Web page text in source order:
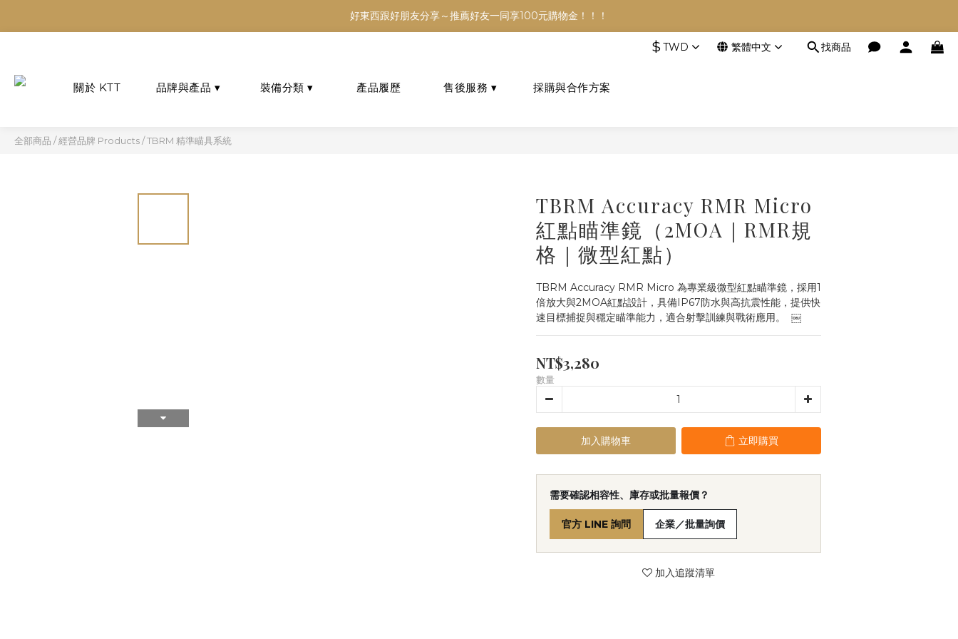
多平台銷售，商品資訊及數量恐不即時，購買前可與小編確認現貨數量，以避免空等。
好東西跟好朋友分享～推薦好友一同享100元購物金！！！
多平台銷售，商品資訊及數量恐不即時，購買前可與小編確認現貨數量，以避免空等。
$ TWD 繁體中文 找商品
全部商品 /經營品牌 Products/TBRM 精準瞄具系統
TBRM Accuracy RMR Micro
紅點瞄準鏡（2MOA｜RMR規
格｜微型紅點）
TBRM Accuracy RMR Micro 為專業級微型紅點瞄準鏡，採用1
倍放大與2MOA紅點設計，具備IP67防水與高抗震性能，提供快
速目標捕捉與穩定瞄準能力，適合射擊訓練與戰術應用。  ￼
NT$3,280
數量
加入購物車 立即購買
需要確認相容性、庫存或批量報價？
官方 LINE 詢問 企業／批量詢價
加入追蹤清單